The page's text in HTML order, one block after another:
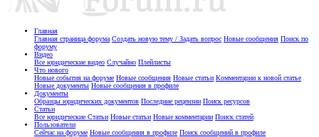
Главная
Главная страница форума Создать новую тему / Задать вопрос Новые сообщения Поиск по
форуму
Видео
Все юридические видео Случайно Плейлисты
Что нового
Новые события на форуме Новые сообщения Новые статьи Комментарии к новой статье
Новые документы Новые сообщения в профиле
Документы
Образцы юридических документов Последние рецензии Поиск ресурсов
Статьи
Все юридические Статьи Новые статьи Новые комментарии Поиск статей
Пользователи
Сейчас на форуме Новые сообщения в профиле Поиск сообщений в профиле